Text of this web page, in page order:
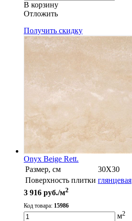
В корзину
Oтложить
Получить скидку
Onyx Beige Rett.
Размер, см
30X30
Поверхность плитки глянцевая
3 916 руб./м2
Код товара: 15986
м2